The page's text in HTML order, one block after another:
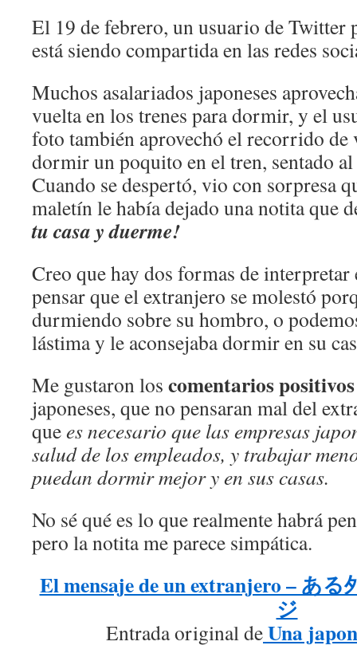
El 19 de febrero, un usuario de Twitter
está siendo compartida en las redes
Muchos asalariados japoneses
vuelta en los trenes para dormir, y el
foto también aprovechó el recorrido de
dormir un poquito en el tren, sentado
Cuando se despertó, vio con sorpresa
maletín le había dejado una notita que
tu casay duerme!
Creo que hay dos formas de interpretar
pensar que el extranjero se molestó
durmiendo sobre su hombro, o
lástima y le aconsejaba dormir en su
Me gustaron los comentarios positivos
japoneses, que no pensaran mal del
quees necesario que las empresas
salud de los empleados, y trabajar
puedan dormir mejor y en sus casas.
No sé qué es lo que realmente habrá
pero la notita me parece simpática.
El mensaje de un extranjero – あ
ジ
Entrada original deUna